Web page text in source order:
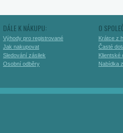
DÁLE K NÁKUPU:
Výhody pro registrované
Jak nakupovat
Sledování zásilek
Osobní odběry
O
Krátce z
Časté
Klientské
Nabídka